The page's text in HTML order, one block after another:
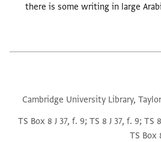
there is some writing in large
Cambridge University Library,
TS Box 8 J 37, f. 9; TS 8 J 37, f. 9; TS
TS Box